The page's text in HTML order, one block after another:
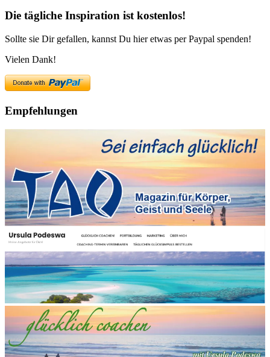
Die tägliche Inspiration ist kostenlos!
Sollte sie Dir gefallen, kannst Du hier etwas per Paypal spenden!
Vielen Dank!
Empfehlungen